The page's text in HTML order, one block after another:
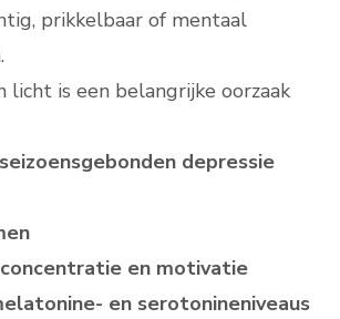
prikkelbaar of mentaal
licht is een belangrijke oorzaak
depressie
en motivatie
en serotonineniveaus